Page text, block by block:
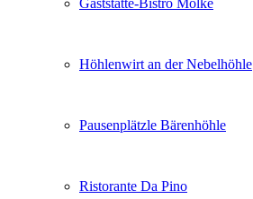
Gaststätte-Bistro Molke
Höhlenwirt an der Nebelhöhle
Pausenplätzle Bärenhöhle
Ristorante Da Pino